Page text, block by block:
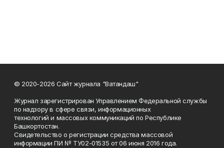
© 2020-2026 Сайт журнала "Ватандаш"
Журнал зарегистрирован Управлением Федеральной службы
по надзору в сфере связи, информационных
технологий и массовых коммуникаций по Республике
Башкортостан.
Свидетельство о регистрации средства массовой
информации ПИ № ТУ02-01535 от 06 июня 2016 года.